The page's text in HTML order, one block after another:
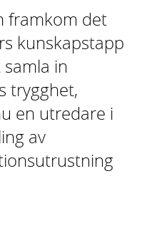
framkom det
kunskapstapp
in
trygghet,
en utredare i
av